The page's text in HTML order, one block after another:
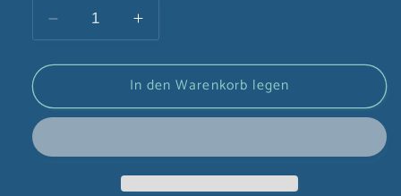
Verringere
die
Menge
Hem
Erhöhe
die
Menge
für
Hem
In den Warenkorb legen